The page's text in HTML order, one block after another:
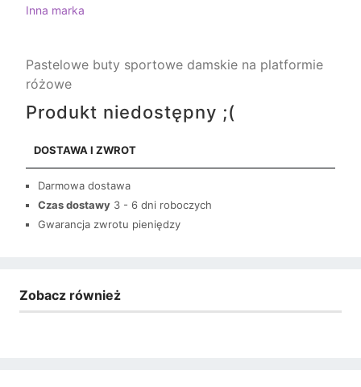
Inna marka
Pastelowe buty sportowe damskie na platformie
różowe
Produkt niedostępny ;(
DOSTAWA I ZWROT
Darmowa dostawa
Czas dostawy 3 - 6 dni roboczych
Gwarancja zwrotu pieniędzy
Zobacz również